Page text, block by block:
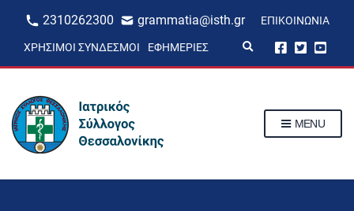
2310262300 grammatia@isth.gr ΕΠΙΚΟΙΝΩΝΊΑ
ΧΡΉΣΙΜΟΙ ΣΎΝΔΕΣΜΟΙ ΕΦΗΜΕΡΊΕΣ
p
MENU